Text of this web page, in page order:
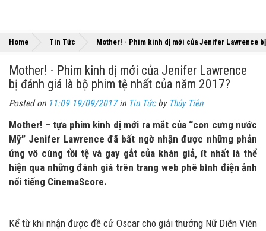
Home Tin Tức Mother! - Phim kinh dị mới của Jenifer Lawrence
Mother! - Phim kinh dị mới của Jenifer Lawrence
bị đánh giá là bộ phim tệ nhất của năm 2017?
Posted on 11:09 19/09/2017in Tin Tứcby Thủy Tiên
Mother! – tựa phim kinh dị mới ra mắt của “con cưng nước
Mỹ” Jenifer Lawrence đã bất ngờ nhận được những phản
ứng vô cùng tồi tệ và gay gắt của khán giả, ít nhất là thể
hiện qua những đánh giá trên trang web phê bình điện ảnh
nổi tiếng CinemaScore.
Kể từ khi nhận được đề cử Oscar cho giải thưởng Nữ Diễn Viên